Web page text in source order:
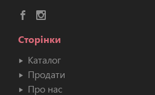
Сторінки
Каталог
Продати
Про нас